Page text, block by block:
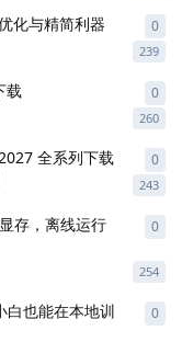
化与精简利器
239
0
载
260
0
全系列下载
243
0
存，离线运行
254
0
也能在本地训
0